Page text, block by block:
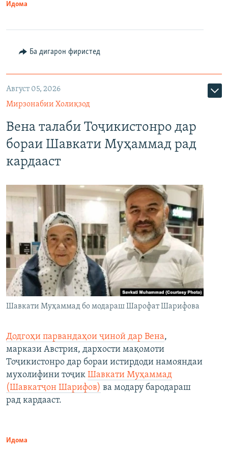
Идома
Ба дигарон фиристед
Август 05, 2026
Мирзонабии Холиқзод
Вена талаби Тоҷикистонро дар
бораи Шавкати Муҳаммад рад
кардааст
Шавкати Муҳаммад бо модараш Шарофат Шарифова
Додгоҳи парвандаҳои ҷиноӣ дар Вена,
маркази Австрия, дархости мақомоти
Тоҷикистонро дар бораи истирдоди намояндаи
мухолифини тоҷик Шавкати Муҳаммад
(Шавкатҷон Шарифов) ва модару бародараш
рад кардааст.
Идома